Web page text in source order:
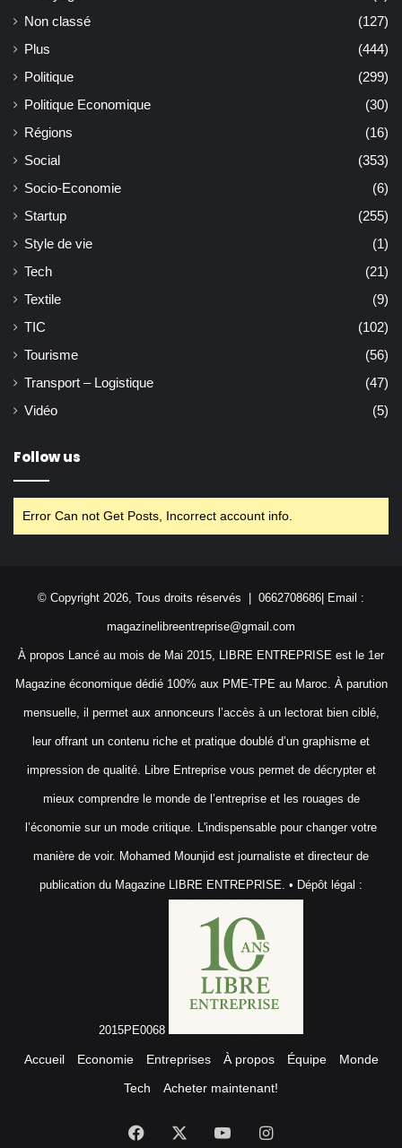
Non classé
(127)
Plus
(444)
Politique
(299)
Politique Economique
(30)
Régions
(16)
Social
(353)
Socio-Economie
(6)
Startup
(255)
Style de vie
(1)
Tech
(21)
Textile
(9)
TIC
(102)
Tourisme
(56)
Transport – Logistique
(47)
Vidéo
(5)
Follow us
Error Can not Get Posts, Incorrect account info.
© Copyright 2026, Tous droits réservés | 0662708686| Email :
magazinelibreentreprise@gmail.com
À propos Lancé au mois de Mai 2015, LIBRE ENTREPRISE est le 1er
Magazine économique dédié 100% aux PME-TPE au Maroc. À parution
mensuelle, il permet aux annonceurs l’accès à un lectorat bien ciblé,
leur offrant un contenu riche et pratique doublé d’un graphisme et
impression de qualité. Libre Entreprise vous permet de décrypter et
mieux comprendre le monde de l’entreprise et les rouages de
l’économie sur un mode critique. L'indispensable pour changer votre
manière de voir. Mohamed Mounjid est journaliste et directeur de
publication du Magazine LIBRE ENTREPRISE. • Dépôt légal :
2015PE0068
Accueil Economie Entreprises À propos Équipe
Monde
Tech
Acheter maintenant!
Facebook YouTubeInstagram